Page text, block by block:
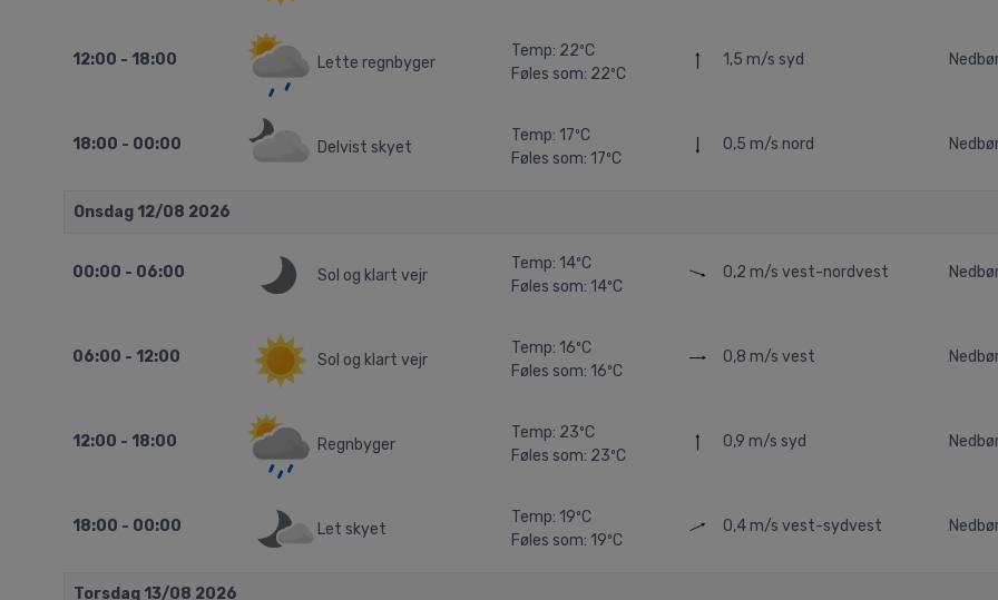
12:00 - 18:00 Lette regnbyger
Temp: 22ºC
Føles som: 22ºC
1,5 m/ssyd
18:00 - 00:00 Delvist skyet
Temp: 17ºC
Føles som: 17ºC
0,5 m/s nord
Onsdag 12/08 2026
00:00 - 06:00 Sol og klart vejr
Temp: 14ºC
Føles som: 14ºC
0,2 m/svest-nordvest
06:00 - 12:00 Sol og klart vejr
Temp: 16ºC
Føles som: 16ºC
0,8 m/svest
12:00 - 18:00 Regnbyger
Temp: 23ºC
Føles som: 23ºC
0,9 m/ssyd
18:00 - 00:00 Let skyet
Temp: 19ºC
Føles som: 19ºC
0,4 m/svest-sydvest
Torsdag 13/08 2026